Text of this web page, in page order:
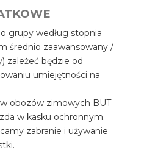
grupy według stopnia
średnio zaawansowany /
zależeć będzie od
umiejętności na
obozów zimowych BUT
w kasku ochronnym.
zabranie i używanie